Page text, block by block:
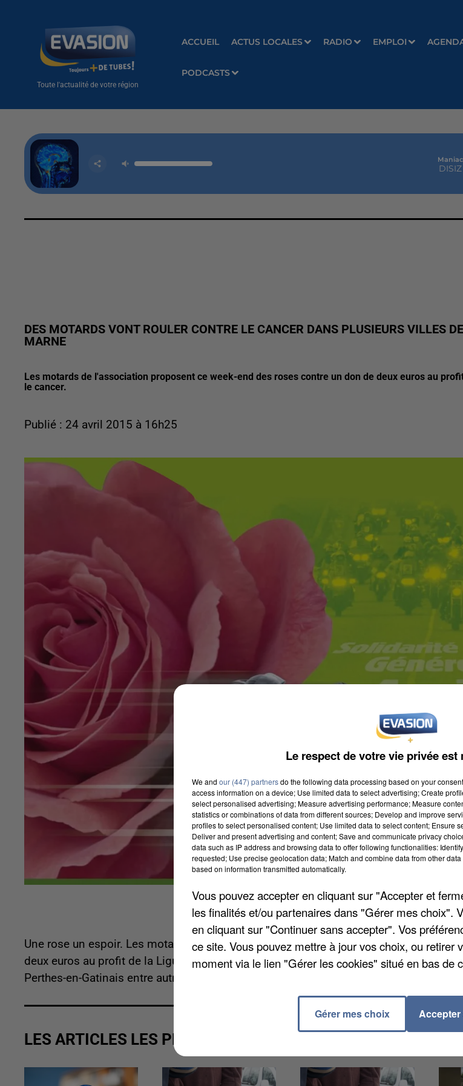
Toute l'actualité de votre région
ACCUEIL ACTUS LOCALES RADIO EMPLOI
PODCASTS
Maniac
DISIZ
DES MOTARDS VONT ROULER CONTRE LE CANCER DANS PLUSIEURS VILLES
MARNE
Les motards de l'association proposent ce week-end des roses contre un don de deux euros au
le cancer.
Publié : 24 avril 2015 à 16h25
Une rose un espoir. Les motards de l'association proposent ce week-end des roses
deux euros au profit de la Ligue contre le cancer. Ils traverseront les villes dde Moissy,
Perthes-en-Gatinais entre autres.
LES ARTICLES LES PLUS VUS
Le respect de votre vie privée
We and our (447) partnersdo the following data processing based on your
access information on a device; Use limited data to select advertising; Create
select personalised advertising; Measure advertising performance; Measure
statistics or combinations of data from different sources; Develop and improve
profiles to select personalised content; Use limited data to select content; Ensure
Deliver and present advertising and content; Save and communicate privacy
data such as IP address and browsing data to offer following functionalities:
requested; Use precise geolocation data; Match and combine data from other
based on information transmitted automatically.
Vous pouvez accepter en cliquant sur "Accepter et
les finalités et/ou partenaires dans "Gérer mes choix".
en cliquant sur "Continuer sans accepter". Vos
ce site. Vous pouvez mettre à jour vos choix, ou retirer
moment via le lien "Gérer les cookies" situé en bas de
Gérer mes choix Accepter